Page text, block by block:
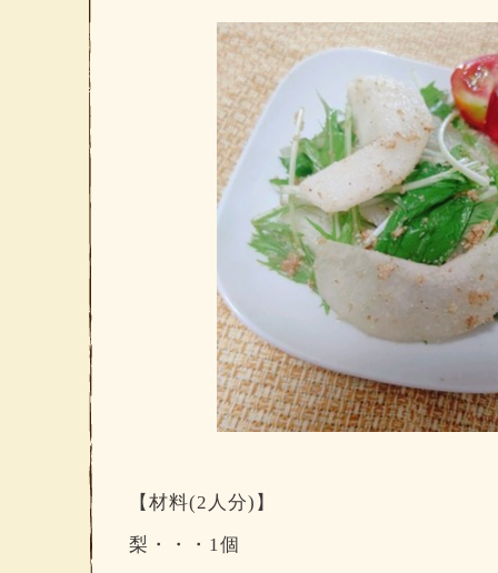
【材料(2人分)】
梨・・・1個